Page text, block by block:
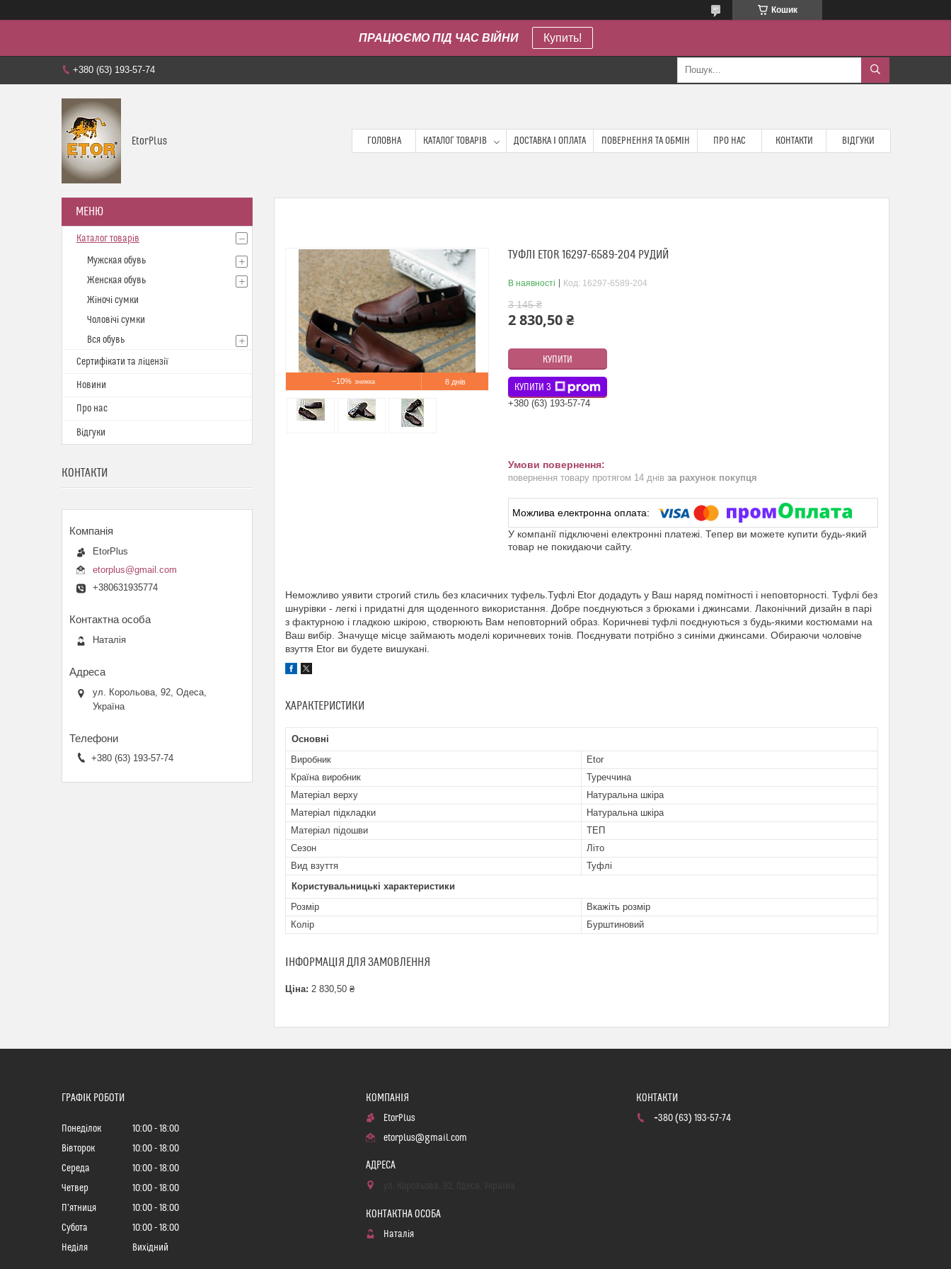
Кошик
ПРАЦЮЄМО ПІД ЧАС ВІЙНИ Купить!
+380 (63) 193-57-74
EtorPlus ГОЛОВНА КАТАЛОГ ТОВАРІВ ДОСТАВКА І ОПЛАТА ПОВЕРНЕННЯ ТА ОБМІН ПРО НАС КОНТАКТИ ВІДГУКИ
–10% 8 днів
ТУФЛІ ETOR 16297-6589-204 РУДИЙ
В наявності Код: 16297-6589-204
3 145 ₴
2 830,50 ₴
КУПИТИ
КУПИТИ З
+380 (63) 193-57-74
повернення товару протягом 14 днів за рахунок покупця
У компанії підключені електронні платежі. Тепер ви можете купити будь-який
товар не покидаючи сайту.
Неможливо уявити строгий стиль без класичних туфель.Туфлі Etor додадуть у Ваш наряд помітності і неповторності. Туфлі без
шнурівки - легкі і придатні для щоденного використання. Добре поєднуються з брюками і джинсами. Лаконічний дизайн в парі
з фактурною і гладкою шкірою, створюють Вам неповторний образ. Коричневі туфлі поєднуються з будь-якими костюмами на
Ваш вибір. Значуще місце займають моделі коричневих тонів. Поєднувати потрібно з синіми джинсами. Обираючи чоловіче
взуття Etor ви будете вишукані.
ХАРАКТЕРИСТИКИ
Основні
Виробник
Etor
Країна виробник
Туреччина
Матеріал верху
Натуральна шкіра
Матеріал підкладки
Натуральна шкіра
Матеріал підошви
ТЕП
Сезон
Літо
Вид взуття
Туфлі
Користувальницькі характеристики
Розмір
Вкажіть розмір
Колір
Бурштиновий
ІНФОРМАЦІЯ ДЛЯ ЗАМОВЛЕННЯ
Ціна: 2 830,50 ₴
Каталог товарів
Мужская обувь
Женская обувь
Жіночі сумки
Чоловічі сумки
Вся обувь
Сертифікати та ліцензії
Новини
Про нас
Відгуки
КОНТАКТИ
EtorPlus
etorplus@gmail.com
+380631935774
Наталія
ул. Корольова, 92, Одеса,
Україна
+380 (63) 193-57-74
ГРАФІК РОБОТИ
Понеділок 10:00
18:00
Вівторок
10:00
18:00
Середа
10:00
18:00
Четвер
10:00
18:00
Пʼятниця
10:00
18:00
Субота
10:00
18:00
Неділя
Вихідний
EtorPlus
etorplus@gmail.com
Наталія
+380 (63) 193-57-74